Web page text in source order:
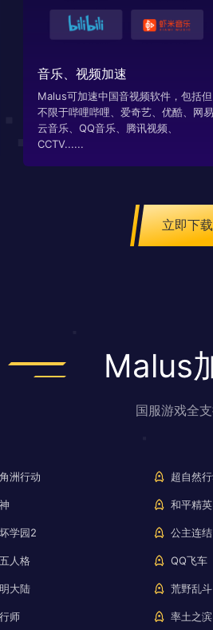
音乐、视频加速
Malus可加速中国音视频软件，包括但
不限于哔哩哔哩、爱奇艺、优酷、网易
云音乐、QQ音乐、腾讯视频、
CCTV......
立即下
Malus
国服游戏全
洲行动 超自然
和平精英
学园2 公主连
人格 QQ飞车
大陆 荒野乱斗
师 率土之滨